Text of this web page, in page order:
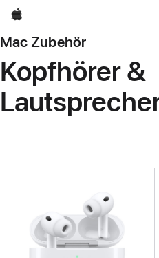
Apple
Mac Zubehör
Kopfhörer &